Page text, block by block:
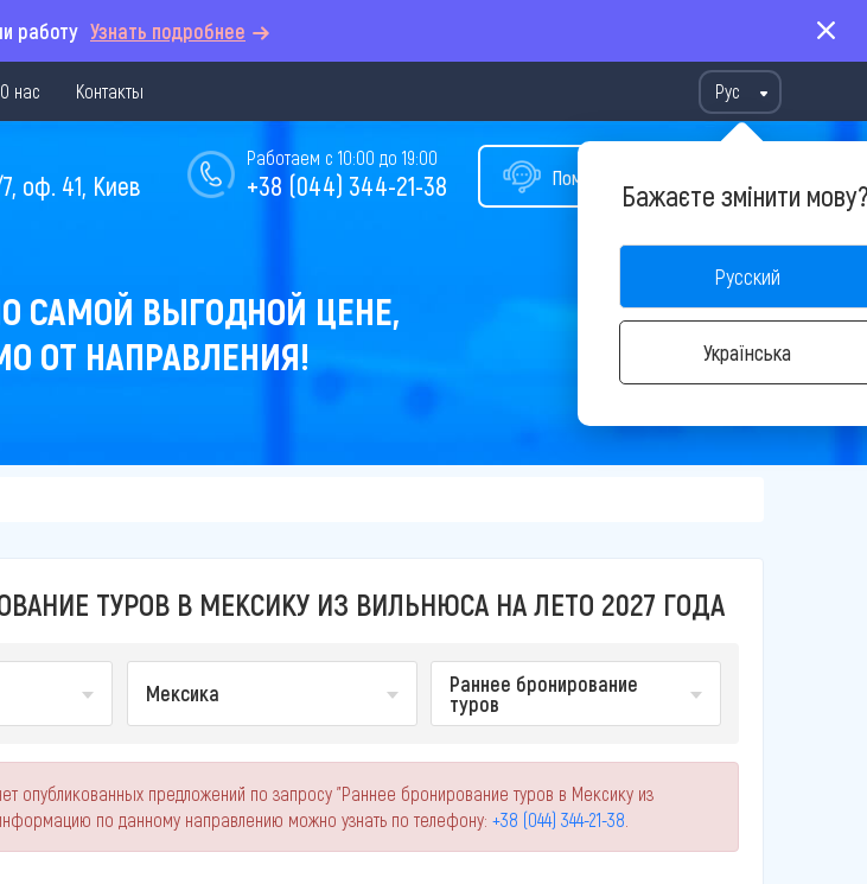
работу Узнать подробнее
О нас Контакты Рус
Бажаєте змінити
Русский
Українська
Помощь в подборе тура
Работаем с 10:00 до 19:00
+38 (044) 344-21-38
оф. 41, Киев
САМОЙ ВЫГОДНОЙ ЦЕНЕ,
ОТ НАПРАВЛЕНИЯ!
ТУРОВ В МЕКСИКУ ИЗ ВИЛЬНЮСА НА ЛЕТО 2027 ГОДА
Мексика Раннее бронирование
туров
опубликованных предложений по запросу "Раннее бронирование туров в Мексику из
по данному направлению можно узнать по телефону: +38 (044) 344-21-38